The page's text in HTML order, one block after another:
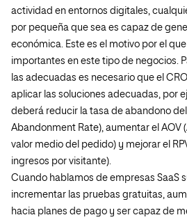
actividad en entornos digitales,
por pequeña que sea es capaz de
económica. Este es el motivo por el
importantes en este tipo de negocios.
las adecuadas es necesario que el
aplicar las soluciones adecuadas, por
deberá reducir la tasa de abandono
Abandonment Rate), aumentar el AOV
valor medio del pedido) y mejorar el
ingresos por visitante).
Cuando hablamos de empresas SaaS
incrementar las pruebas gratuitas,
hacia planes de pago y ser capaz de